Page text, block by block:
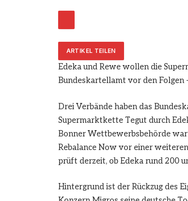
ARTIKEL TEILEN
Edeka und Rewe wollen die
Bundeskartellamt vor den Folgen
Drei Verbände haben das
Supermarktkette Tegut durch
Bonner Wettbewerbsbehörde
Rebalance Now vor einer
prüft derzeit, ob Edeka rund 200
Hintergrund ist der Rückzug des